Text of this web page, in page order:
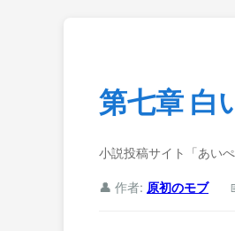
第七章 白
小説投稿サイト「あい
👤 作者: 原初のモブ